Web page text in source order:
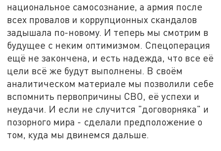
национальное самосознание, а армия после
всех провалов и коррупционных скандалов
задышала по-новому. И теперь мы смотрим в
будущее с неким оптимизмом. Спецоперация
ещё не закончена, и есть надежда, что все её
цели всё же будут выполнены. В своём
аналитическом материале мы позволили себе
вспомнить первопричины СВО, её успехи и
неудачи. И если не случится "договорняка" и
позорного мира - сделали предположение о
том, куда мы двинемся дальше.